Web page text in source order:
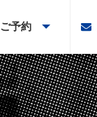
ご予約